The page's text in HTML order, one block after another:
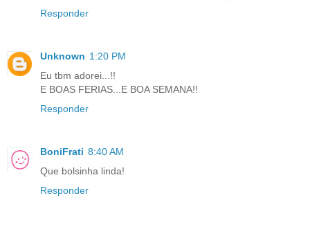
Responder
Unknown 1:20 PM
Eu tbm adorei...!!
E BOAS FERIAS...E BOA SEMANA!!
Responder
BoniFrati 8:40 AM
Que bolsinha linda!
Responder